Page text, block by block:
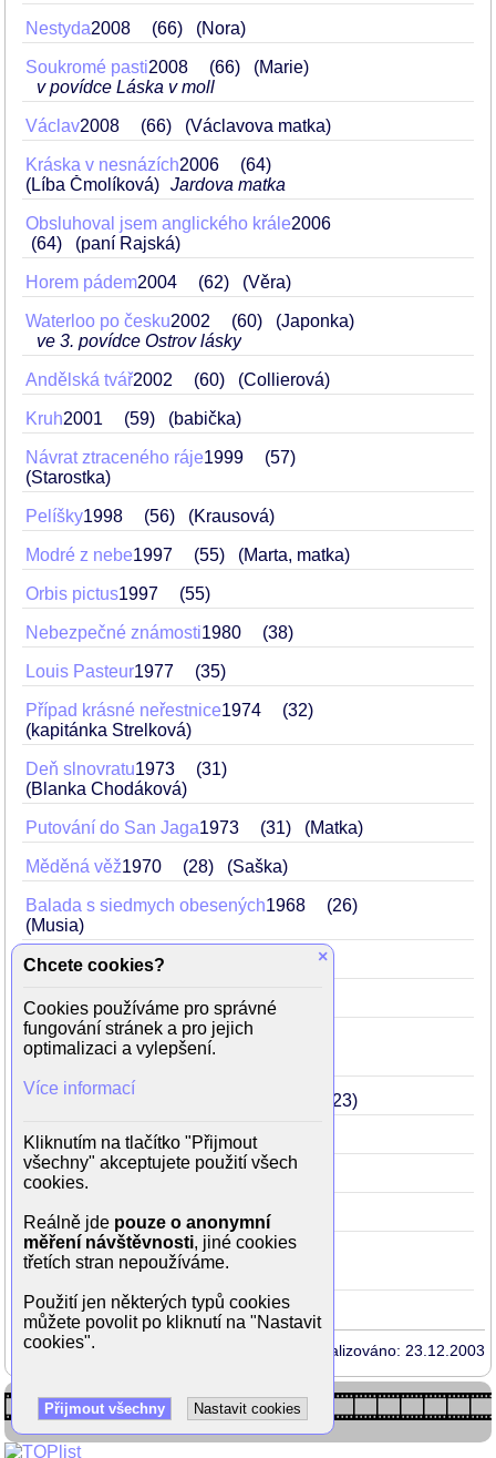
Nestyda2008 66 (Nora)
Soukromé pasti2008 66
(Marie)
v povídce Láska v moll
Václav2008 66 (Václavova matka)
Kráska v nesnázích2006
64
(Líba Čmolíková) Jardova matka
Obsluhoval jsem anglického krále2006
64
(paní Rajská)
Horem pádem2004 62 (Věra)
Waterloo po česku2002 60
(Japonka)
ve 3. povídce Ostrov lásky
Andělská tvář2002 60 (Collierová)
Kruh2001 59 (babička)
Návrat ztraceného ráje1999
57
(Starostka)
Pelíšky1998 56 (Krausová)
Modré z nebe1997 55 (Marta, matka)
Orbis pictus1997 55
Nebezpečné známosti1980 38
Louis Pasteur1977 35
Případ krásné neřestnice1974
32
(kapitánka Strelková)
Deň slnovratu1973
31
(Blanka Chodáková)
Putování do San Jaga1973 31 (Matka)
Měděná věž1970 28 (Saška)
Balada s siedmych obesených1968
26
(Musia)
Drak sa vracia1967
Majster kat1966 24 (Agajka)
Lidé z maringotek1966
(krasojezdkyně Nina Gruzia)
Odhalenie Alžbety Báthoryčky 23
Bláznova kronika1964 22
Charleyho teta 1964
Až přijde kocour1963 21 (Diana)
Polnočná omša1962
20
(zdravotní sestra Katka)
Aktualizováno: 23.12.2003
×
Chcete cookies?
Cookies používáme pro správné
fungování stránek a pro jejich
optimalizaci a vylepšení.
Více informací
Kliknutím na tlačítko "Přijmout
všechny" akceptujete použití všech
cookies.
Reálně jde pouze o anonymní
měření návštěvnosti, jiné cookies
třetích stran nepoužíváme.
Použití jen některých typů cookies
můžete povolit po kliknutí na "Nastavit
cookies".
Přijmout všechny Nastavit cookies